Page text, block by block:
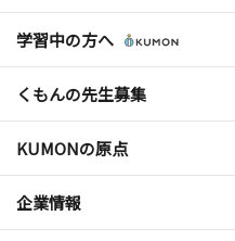
学習中の方へ
くもんの先生募集
KUMONの原点
企業情報